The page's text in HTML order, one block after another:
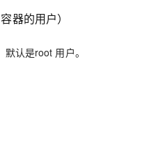
容器的用户）
默认是root 用户。